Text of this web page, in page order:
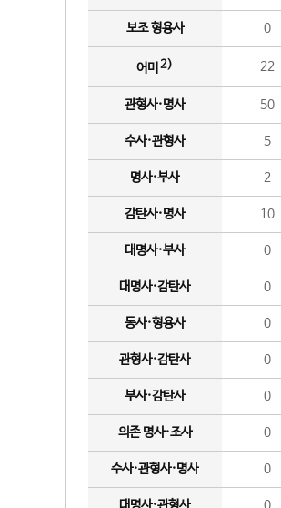
보조 형용사 0
어미 2) 22
관형사·명사 50
수사·관형사 5
명사·부사 2
감탄사·명사 10
대명사·부사 0
대명사·감탄사 0
동사·형용사 0
관형사·감탄사 0
부사·감탄사 0
의존 명사·조사 0
수사·관형사·명사 0
대명사·관형사 0